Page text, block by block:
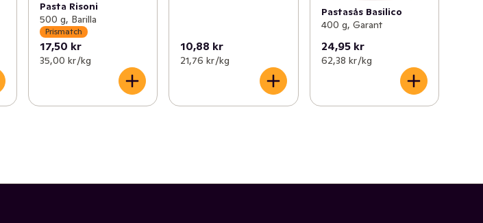
Pasta Risoni
500 g, Barilla
Prismatch
17,50 kr
35,00 kr /kg
10,88 kr
21,76 kr /kg
Pastasås Basilico
400 g, Garant
24,95 kr
62,38 kr /kg